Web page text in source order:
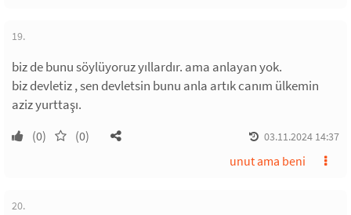
19.
biz de bunu söylüyoruz yıllardır. ama anlayan yok.
biz devletiz , sen devletsin bunu anla artık canım ülkemin
aziz yurttaşı.
(0) (0) 03.11.2024 14:37
unut ama beni
20.